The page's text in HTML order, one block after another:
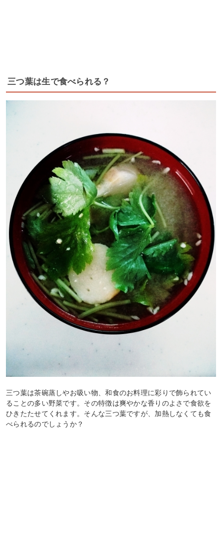
三つ葉は生で食べられる？
三つ葉は茶碗蒸しやお吸い物、和食のお料理に彩りで飾られてい
ることの多い野菜です。その特徴は爽やかな香りのよさで食欲を
ひきたたせてくれます。そんな三つ葉ですが、加熱しなくても食
べられるのでしょうか？